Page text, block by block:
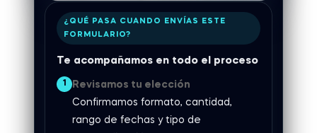
¿QUÉ PASA CUANDO ENVÍAS ESTE
FORMULARIO?
Te acompañamos en todo el proceso
1
Revisamos tu elección
Confirmamos formato, cantidad,
rango de fechas y tipo de